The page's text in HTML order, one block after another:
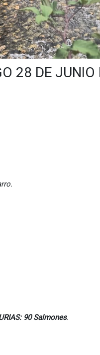
28 DE
90 Salmones.